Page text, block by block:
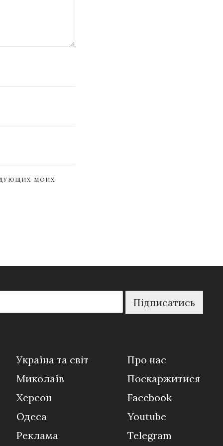
МОИХ
Підписатись
Україна та світ
Миколаїв
Херсон
Одеса
Реклама
Про нас
Поскаржитися
Facebook
Youtube
Telegram